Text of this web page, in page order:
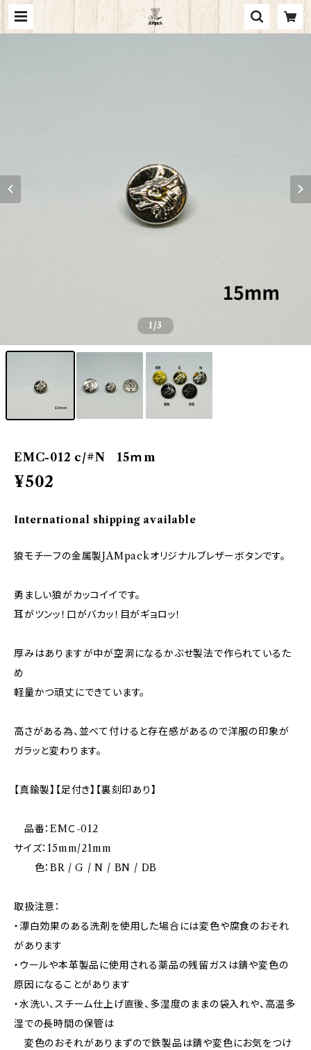
1/3
EMC-012 c/#N 15ｍm
¥502
International shipping available
狼モチーフの金属製JAMpackオリジナルブレザーボタンです。
勇ましい狼がカッコイイです。
耳がツンッ！口がバカッ！目がギョロッ！
厚みはありますが中が空洞になるかぶせ製法で作られているた
め
軽量かつ頑丈にできています。
高さがある為、並べて付けると存在感があるので洋服の印象が
ガラッと変わります。
【真鍮製】【足付き】【裏刻印あり】
品番：EMＣ-012
サイズ：15mm/21mm
色：BR / G / N / BN / DB
取扱注意：
・漂白効果のある洗剤を使用した場合には変色や腐食のおそれ
があります
・ウールや本革製品に使用される薬品の残留ガスは錆や変色の
原因になることがあります
・水洗い、スチーム仕上げ直後、多湿度のままの袋入れや、高温多
湿での長時間の保管は
変色のおそれがありまずので鉄製品は錆や変色にお気をつけ